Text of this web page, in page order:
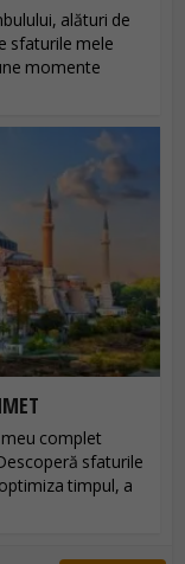
alături de
sfaturile mele
momente
complet
sfaturile
timpul, a